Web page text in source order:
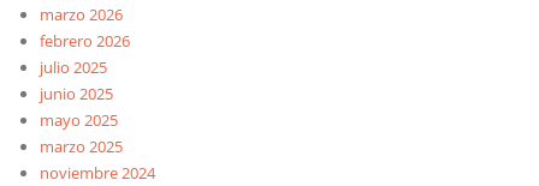
marzo 2026
febrero 2026
julio 2025
junio 2025
mayo 2025
marzo 2025
noviembre 2024